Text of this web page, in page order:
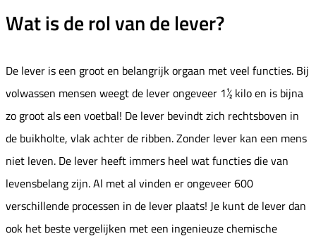
Wat is de rol van de lever?
De lever is een groot en belangrijk orgaan met veel functies. Bij
volwassen mensen weegt de lever ongeveer 1½ kilo en is bijna
zo groot als een voetbal! De lever bevindt zich rechtsboven in
de buikholte, vlak achter de ribben. Zonder lever kan een mens
niet leven. De lever heeft immers heel wat functies die van
levensbelang zijn. Al met al vinden er ongeveer 600
verschillende processen in de lever plaats! Je kunt de lever dan
ook het beste vergelijken met een ingenieuze chemische